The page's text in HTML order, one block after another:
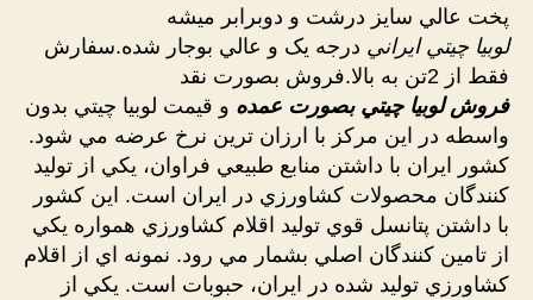
پخت عالي سايز درشت و دوبرابر ميشه
لوبيا چيتي ايراني درجه يک و عالي بوجار شده.سفارش
فقط از 2تن به بالا.فروش بصورت نقد
فروش لوبيا چيتي بصورت عمده و قيمت لوبيا چيتي بدون
واسطه در اين مرکز با ارزان ترين نرخ عرضه مي شود.
کشور ايران با داشتن منابع طبيعي فراوان، يکي از توليد
کنندگان محصولات کشاورزي در ايران است. اين کشور
با داشتن پتانسل قوي توليد اقلام کشاورزي همواره يکي
از تامين کنندگان اصلي بشمار مي رود. نمونه اي از اقلام
کشاورزي توليد شده در ايران، حبوبات است. يکي از